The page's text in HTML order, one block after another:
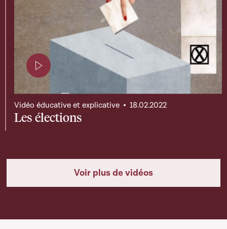
Les élections
Vidéo éducative et explicative 18.02.2022
Voir plus de vidéos